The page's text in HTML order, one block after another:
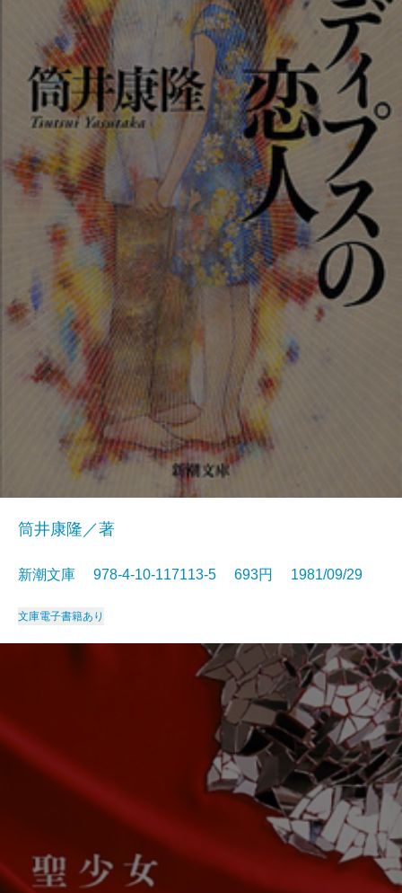
筒井康隆／著
新潮文庫 978-4-10-117113-5 693円 1981/09/29
文庫電子書籍あり